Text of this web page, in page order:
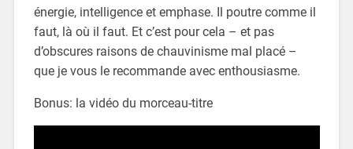
énergie, intelligence et emphase. Il poutre comme il
faut, là où il faut. Et c’est pour cela – et pas
d’obscures raisons de chauvinisme mal placé –
que je vous le recommande avec enthousiasme.
Bonus: la vidéo du morceau-titre